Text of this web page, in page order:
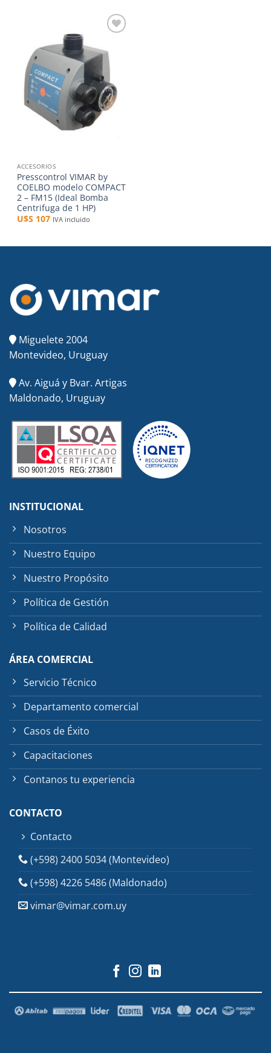
a la
lista de
deseos
ACCESORIOS
Presscontrol VIMAR by
COELBO modelo COMPACT
2 – FM15 (Ideal Bomba
Centrifuga de 1 HP)
U$S 107 IVA incluido
Miguelete 2004
Montevideo, Uruguay
Av. Aiguá y Bvar. Artigas
Maldonado, Uruguay
INSTITUCIONAL
Nosotros
Nuestro Equipo
Nuestro Propósito
Política de Gestión
Política de Calidad
ÁREA COMERCIAL
Servicio Técnico
Departamento comercial
Casos de Éxito
Capacitaciones
Contanos tu experiencia
CONTACTO
Contacto
(+598) 2400 5034 (Montevideo)
(+598) 4226 5486 (Maldonado)
vimar@vimar.com.uy